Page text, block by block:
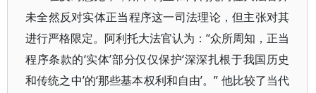
未全然反对实体正当程序这一司法理论，但主张对其
进行严格限定。阿利托大法官认为：“众所周知，正当
程序条款的‘实体’部分仅仅保护‘深深扎根于我国历史
和传统之中’的‘那些基本权利和自由’。” 他比较了当代